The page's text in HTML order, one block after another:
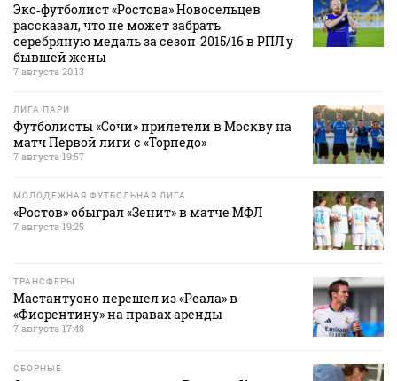
Экс‑футболист «Ростова» Новосельцев
рассказал, что не может забрать
серебряную медаль за сезон‑2015/16 в РПЛ у
бывшей жены
7 августа 20:13
ЛИГА ПАРИ
Футболисты «Сочи» прилетели в Москву на
матч Первой лиги с «Торпедо»
7 августа 19:57
МОЛОДЕЖНАЯ ФУТБОЛЬНАЯ ЛИГА
«Ростов» обыграл «Зенит» в матче МФЛ
7 августа 19:25
ТРАНСФЕРЫ
Мастантуоно перешел из «Реала» в
«Фиорентину» на правах аренды
7 августа 17:48
СБОРНЫЕ